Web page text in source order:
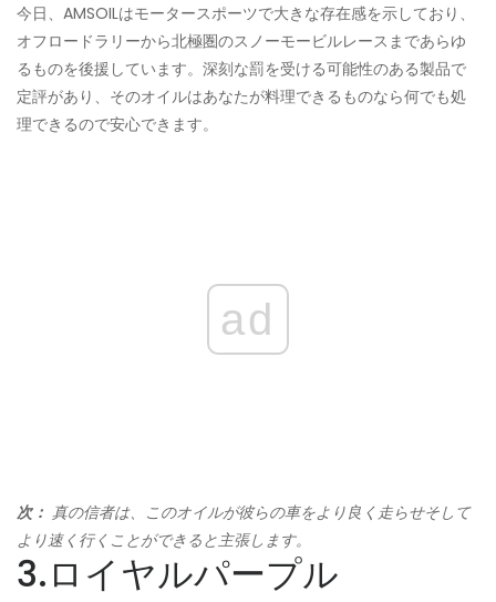
今日、AMSOILはモータースポーツで大きな存在感を示しており、
オフロードラリーから北極圏のスノーモービルレースまであらゆ
るものを後援しています。深刻な罰を受ける可能性のある製品で
定評があり、そのオイルはあなたが料理できるものなら何でも処
理できるので安心できます。
ad
次： 真の信者は、このオイルが彼らの車をより良く走らせそして
より速く行くことができると主張します。
3.ロイヤルパープル